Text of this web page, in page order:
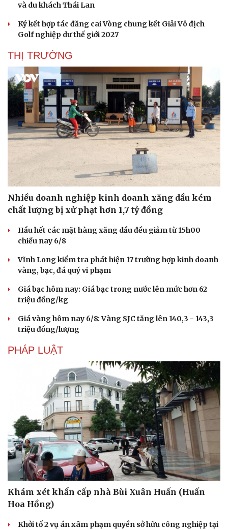
và du khách Thái Lan
Ký kết hợp tác đăng cai Vòng chung kết Giải Vô địch
Golf nghiệp dư thế giới 2027
THỊ TRƯỜNG
Nhiều doanh nghiệp kinh doanh xăng dầu kém
chất lượng bị xử phạt hơn 1,7 tỷ đồng
Hầu hết các mặt hàng xăng dầu đều giảm từ 15h00
chiều nay 6/8
Vĩnh Long kiểm tra phát hiện 17 trường hợp kinh doanh
vàng, bạc, đá quý vi phạm
Giá bạc hôm nay: Giá bạc trong nước lên mức hơn 62
triệu đồng/kg
Giá vàng hôm nay 6/8: Vàng SJC tăng lên 140,3 - 143,3
triệu đồng/lượng
PHÁP LUẬT
Khám xét khẩn cấp nhà Bùi Xuân Huấn (Huấn
Hoa Hồng)
Khởi tố 2 vụ án xâm phạm quyền sở hữu công nghiệp tại